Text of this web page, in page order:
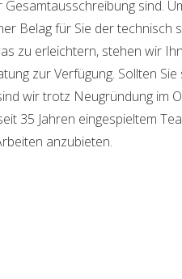
Gesamtausschreibung sind.
Belag für Sie der technisch
zu erleichtern, stehen wir
zur Verfügung. Sollten
wir trotz Neugründung im
35 Jahren eingespieltem
anzubieten.